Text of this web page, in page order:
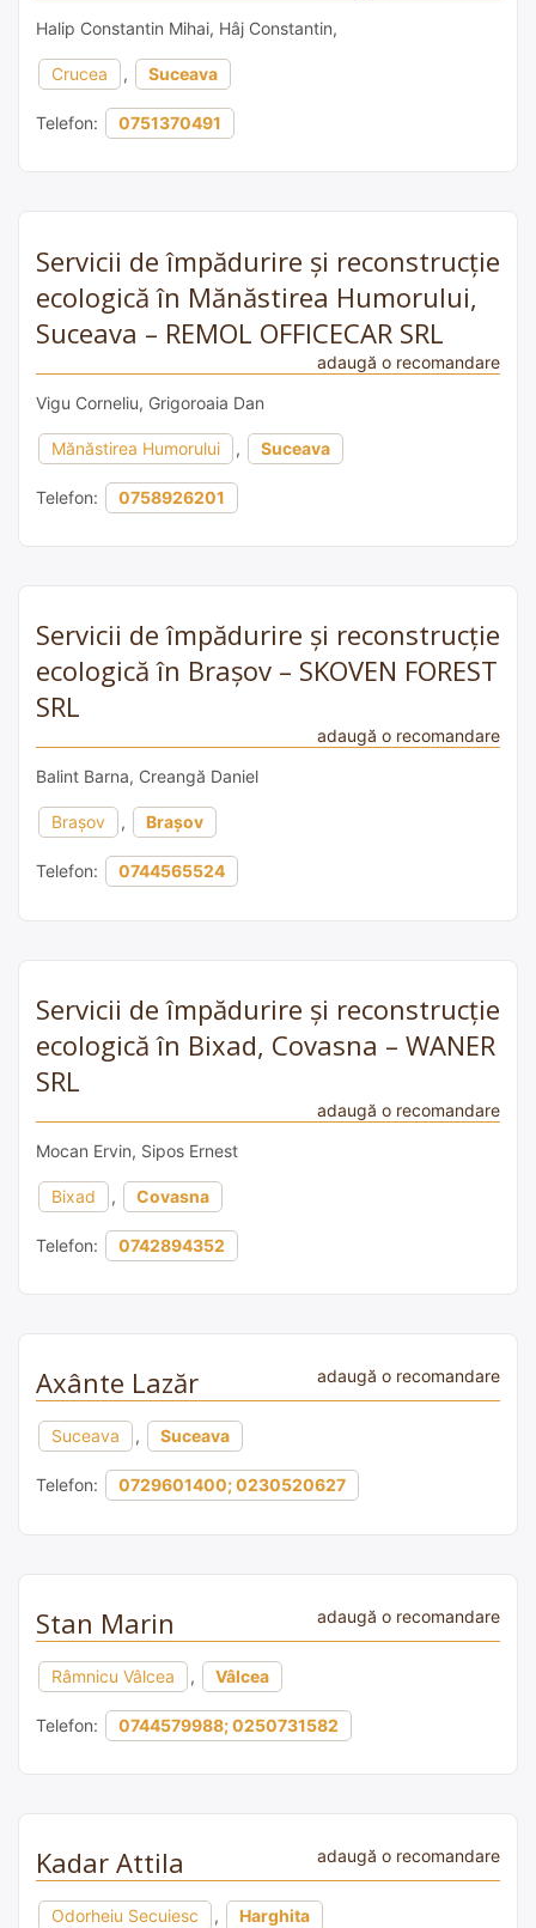
Halip Constantin Mihai, Hâj Constantin,
Crucea , Suceava
Telefon: 0751370491
Servicii de împădurire și reconstrucție
ecologică în Mănăstirea Humorului,
Suceava – REMOL OFFICECAR SRL
adaugă o recomandare
Vigu Corneliu, Grigoroaia Dan
Mănăstirea Humorului , Suceava
Telefon: 0758926201
Servicii de împădurire și reconstrucție
ecologică în Brașov – SKOVEN FOREST
SRL
adaugă o recomandare
Balint Barna, Creangă Daniel
Brașov , Brașov
Telefon: 0744565524
Servicii de împădurire și reconstrucție
ecologică în Bixad, Covasna – WANER
SRL
adaugă o recomandare
Mocan Ervin, Sipos Ernest
Bixad , Covasna
Telefon: 0742894352
Axânte Lazăr adaugă o recomandare
Suceava , Suceava
Telefon: 0729601400; 0230520627
Stan Marin adaugă o recomandare
Râmnicu Vâlcea , Vâlcea
Telefon: 0744579988; 0250731582
Kadar Attila adaugă o recomandare
Odorheiu Secuiesc , Harghita